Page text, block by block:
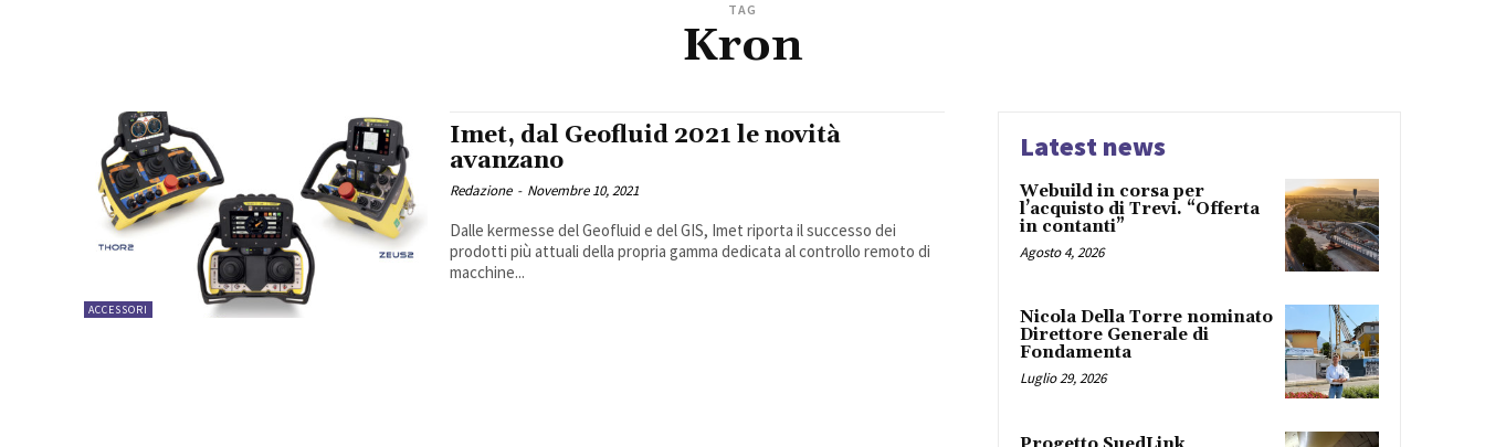
TAG
Kron
ACCESSORI
Imet, dal Geofluid 2021 le novità
avanzano
Redazione - Novembre 10, 2021
Dalle kermesse del Geofluid e del GIS, Imet riporta il successo dei
prodotti più attuali della propria gamma dedicata al controllo remoto di
macchine...
Latest news
Webuild in corsa per
l’acquisto di Trevi. “Offerta
in contanti”
Agosto 4, 2026
Nicola Della Torre nominato
Direttore Generale di
Fondamenta
Luglio 29, 2026